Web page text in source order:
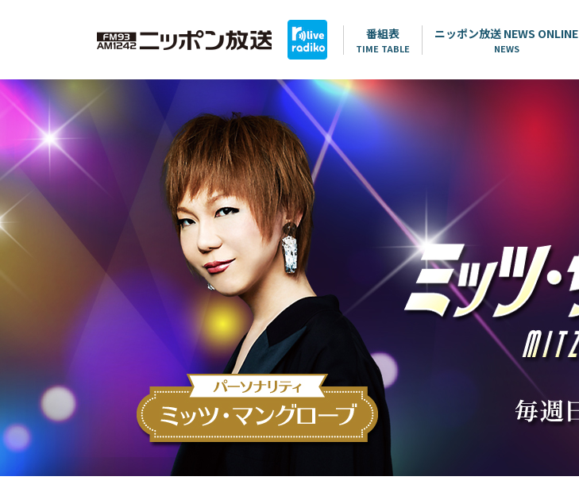
番組表
TIME TABLE
ニッポン放送 NEWS ONLINE
NEWS